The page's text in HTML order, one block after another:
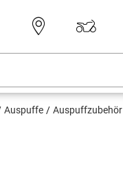
Auspuffe
Auspuffzubehör